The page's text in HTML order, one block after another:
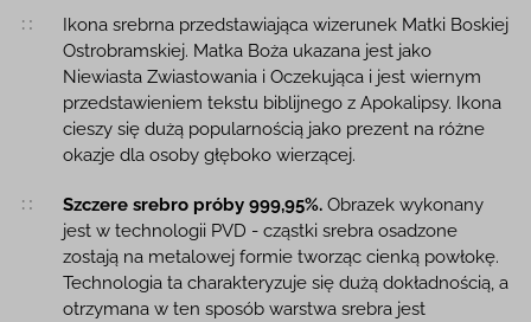
Opis produktu
Ikona srebrna przedstawiająca wizerunek Matki Boskiej
Ostrobramskiej. Matka Boża ukazana jest jako
Niewiasta Zwiastowania i Oczekująca i jest wiernym
przedstawieniem tekstu biblijnego z Apokalipsy. Ikona
cieszy się dużą popularnością jako prezent na różne
okazje dla osoby głęboko wierzącej.
Szczere srebro próby 999,95%.Obrazek wykonany
jest w technologii PVD - cząstki srebra osadzone
zostają na metalowej formie tworząc cienką powłokę.
Technologia ta charakteryzuje się dużą dokładnością, a
otrzymana w ten sposób warstwa srebra jest